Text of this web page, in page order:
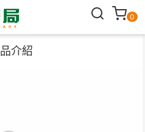
0
介紹